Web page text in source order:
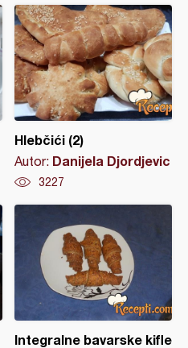
Hlebčići (2)
Autor: Danijela Djordjevic
3227
Integralne bavarske kifle